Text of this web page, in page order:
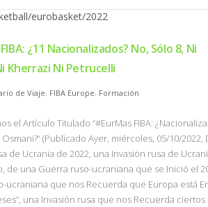
¿11 Nacionalizados? No, Sólo 8, Ni
Kherrazi Ni Petrucelli
de Viaje, FIBA Europe, Formación
el Artículo Titulado “#EurMas FIBA:
(Publicado Ayer, miércoles, 05/10/
de Ucrania de 2022, una Invasión rusa de
de una Guerra ruso-ucraniana que se Inició el
ucraniana que nos Recuerda que Europa está
una Invasión rusa que nos Recuerda ciertos